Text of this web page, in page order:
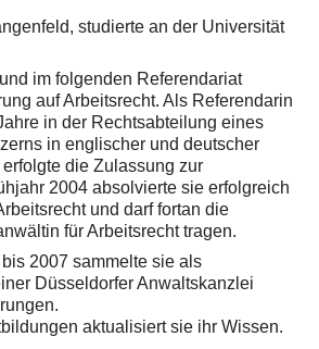
studierte an der Universität
im folgenden Referendariat
auf Arbeitsrecht. Als Referendarin
in der Rechtsabteilung eines
in englischer und deutscher
die Zulassung zur
2004 absolvierte sie erfolgreich
und darf fortan die
für Arbeitsrecht tragen.
2007 sammelte sie als
Düsseldorfer Anwaltskanzlei
aktualisiert sie ihr Wissen.